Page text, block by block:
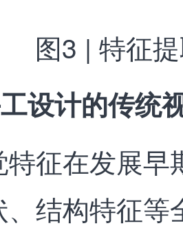
图3 | 特征
设计的传统
征在发展早
结构特征等